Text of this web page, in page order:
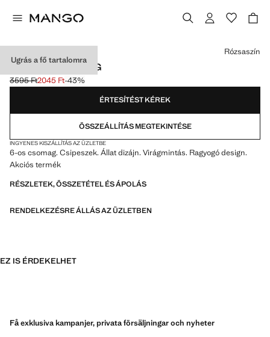
Ugrás a fő tartalomra
HAJCSAT CSOMAG
Kezdeti ár áthúzva [3595 Ft ]
3595 Ft
Jelenlegi ár [2045 Ft ]
2045 Ft-43%
Válassz egy színt
Rózsaszín
ÉRTESÍTÉST KÉREK
ÖSSZEÁLLÍTÁS MEGTEKINTÉSE
INGYENES KISZÁLLÍTÁS AZ ÜZLETBE
6-os csomag. Csipeszek. Állat dizájn. Virágmintás. Ragyogó design.
Akciós termék
RÉSZLETEK, ÖSSZETÉTEL ÉS ÁPOLÁS
RENDELKEZÉSRE ÁLLÁS AZ ÜZLETBEN
EZ IS ÉRDEKELHET
Få exklusiva kampanjer, privata försäljningar och nyheter